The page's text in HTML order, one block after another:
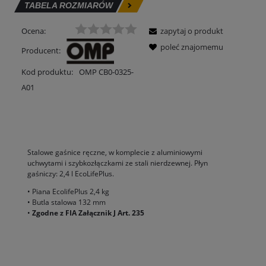
TABELA ROZMIARÓW
Ocena:
Producent:
Kod produktu:
OMP CB0-0325-
A01
zapytaj o produkt
poleć znajomemu
Stalowe gaśnice ręczne, w komplecie z aluminiowymi
uchwytami i szybkozłączkami ze stali nierdzewnej. Płyn
gaśniczy: 2,4 l EcoLifePlus.
• Piana EcolifePlus 2,4 kg
• Butla stalowa 132 mm
• Zgodne z FIA Załącznik J Art. 235